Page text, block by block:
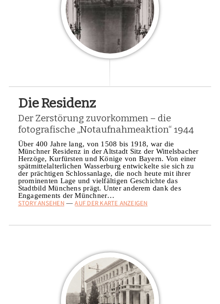
Die Residenz
Der Zerstörung zuvorkommen – die
fotografische „Notaufnahmeaktion“ 1944
Über 400 Jahre lang, von 1508 bis 1918, war die
Münchner Residenz in der Altstadt Sitz der Wittelsbacher
Herzöge, Kurfürsten und Könige von Bayern. Von einer
spätmittelalterlichen Wasserburg entwickelte sie sich zu
der prächtigen Schlossanlage, die noch heute mit ihrer
prominenten Lage und vielfältigen Geschichte das
Stadtbild Münchens prägt. Unter anderem dank des
Engagements der Münchner…
STORY ANSEHEN — AUF DER KARTE ANZEIGEN